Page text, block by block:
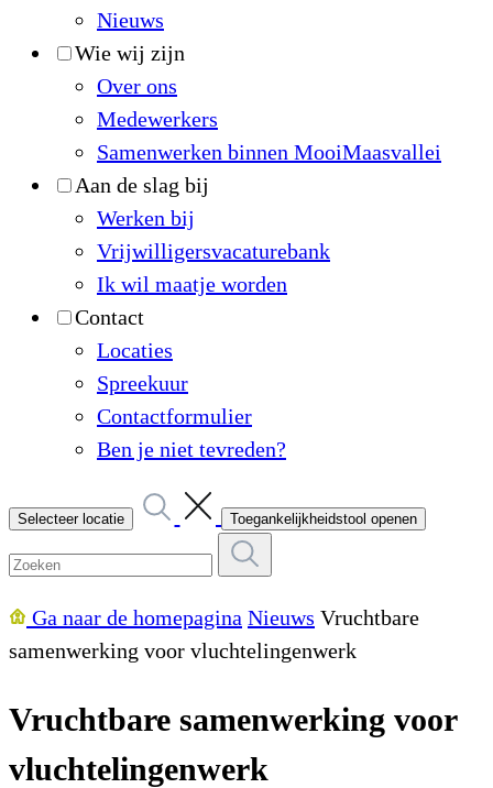
Nieuws
Wie wij zijn
Over ons
Medewerkers
Samenwerken binnen MooiMaasvallei
Aan de slag bij
Werken bij
Vrijwilligersvacaturebank
Ik wil maatje worden
Contact
Locaties
Spreekuur
Contactformulier
Ben je niet tevreden?
Selecteer locatie Toegankelijkheidstool openen
Ga naar de homepagina Nieuws Vruchtbare
samenwerking voor vluchtelingenwerk
Vruchtbare samenwerking voor
vluchtelingenwerk